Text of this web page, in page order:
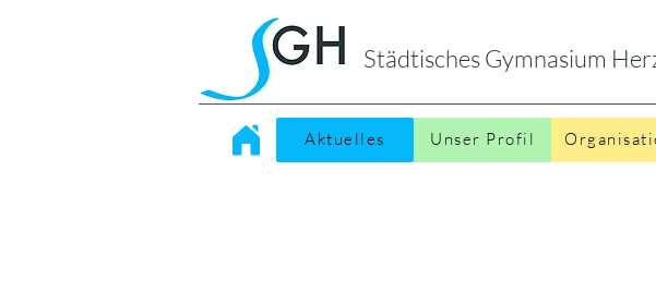
Städtisches Gymnasium
Aktuelles Unser Profil